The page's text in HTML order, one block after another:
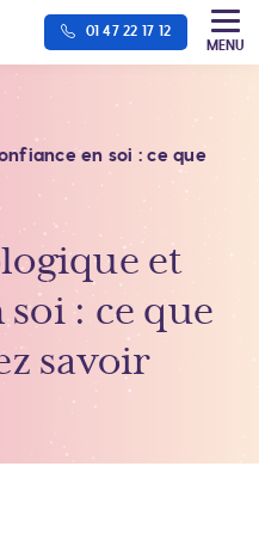
01 47 22 17 12
MENU
en soi : ce que
et
: ce que
savoir